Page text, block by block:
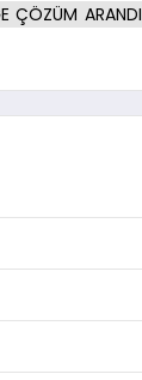
ÇÖZÜM ARANDI